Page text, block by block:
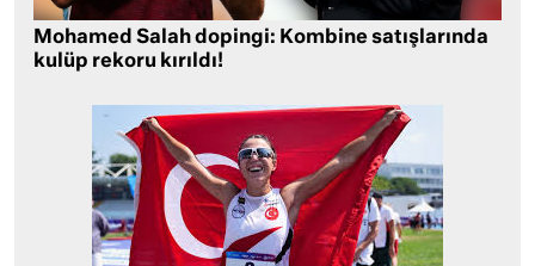
Mohamed Salah dopingi: Kombine satışlarında
kulüp rekoru kırıldı!